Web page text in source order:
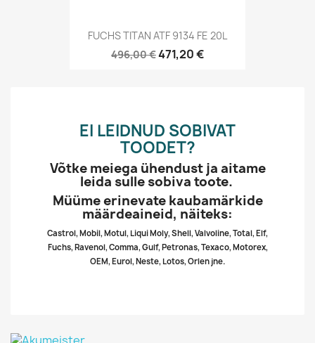
FUCHS TITAN ATF 9134 FE 20L
496,00 €471,20 €
EI LEIDNUD SOBIVAT
TOODET?
Võtke meiega ühendust ja aitame
leida sulle sobiva toote.
Müüme erinevate kaubamärkide
määrdeaineid, näiteks:
Castrol, Mobil, Motul, Liqui Moly, Shell, Valvoline, Total, Elf,
Fuchs, Ravenol, Comma, Gulf, Petronas, Texaco, Motorex,
OEM, Eurol, Neste, Lotos, Orlen jne.